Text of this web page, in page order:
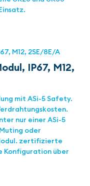
IP67, M12,
mit ASi-5 Safety.
nur einer ASi-5
oder
zertifizierte
Konfiguration über